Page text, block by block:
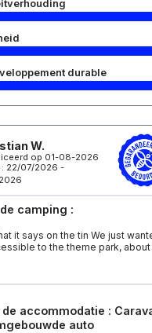
durable
W.
op 01-08-2026
: 22/07/2026 -
camping :
it says on the tin We just
to the theme park, about
accommodatie :
auto